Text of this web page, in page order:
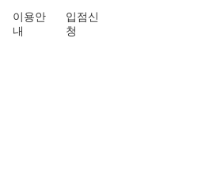
이용안
내
입점신
청